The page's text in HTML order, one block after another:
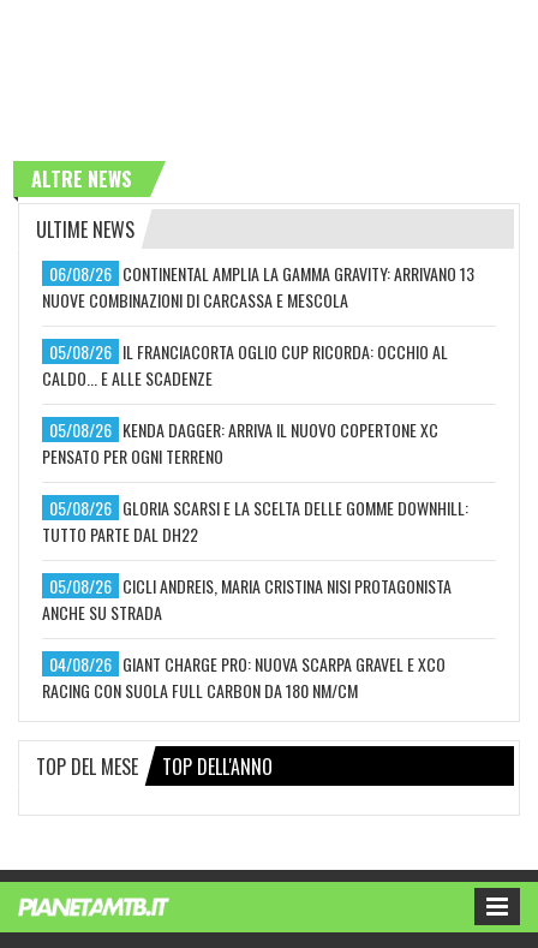
ALTRE NEWS
ULTIME NEWS
06/08/26 CONTINENTAL AMPLIA LA GAMMA GRAVITY: ARRIVANO 13
NUOVE COMBINAZIONI DI CARCASSA E MESCOLA
05/08/26 IL FRANCIACORTA OGLIO CUP RICORDA: OCCHIO AL
CALDO... E ALLE SCADENZE
05/08/26 KENDA DAGGER: ARRIVA IL NUOVO COPERTONE XC
PENSATO PER OGNI TERRENO
05/08/26 GLORIA SCARSI E LA SCELTA DELLE GOMME DOWNHILL:
TUTTO PARTE DAL DH22
05/08/26 CICLI ANDREIS, MARIA CRISTINA NISI PROTAGONISTA
ANCHE SU STRADA
04/08/26 GIANT CHARGE PRO: NUOVA SCARPA GRAVEL E XCO
RACING CON SUOLA FULL CARBON DA 180 NM/CM
TOP DEL MESE TOP DELL'ANNO